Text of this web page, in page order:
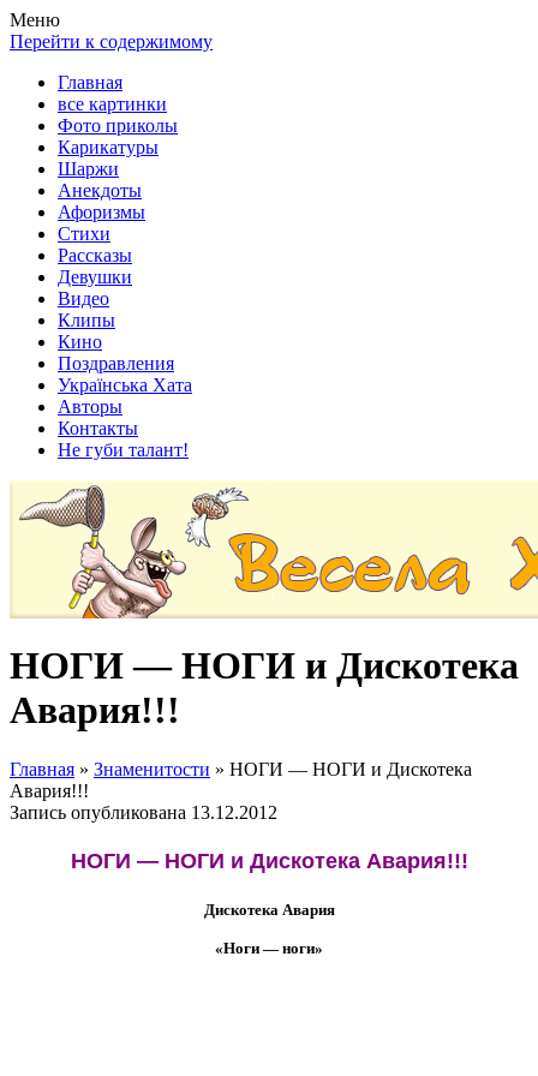
Весела хата — прикольные картинки, смешные истории,
клипы!
Покажем всем ваши фото приколы, карикатуры, шаржи, стихи,
рассказы, видео и песни!
Меню
Перейти к содержимому
Главная
все картинки
Фото приколы
Карикатуры
Шаржи
Анекдоты
Афоризмы
Стихи
Рассказы
Девушки
Видео
Клипы
Кино
Поздравления
Українська Хата
Авторы
Контакты
Не губи талант!
НОГИ — НОГИ и Дискотека
Авария!!!
Главная » Знаменитости » НОГИ — НОГИ и Дискотека
Авария!!!
Запись опубликована 13.12.2012
НОГИ — НОГИ и Дискотека Авария!!!
Дискотека Авария
«Ноги — ноги»